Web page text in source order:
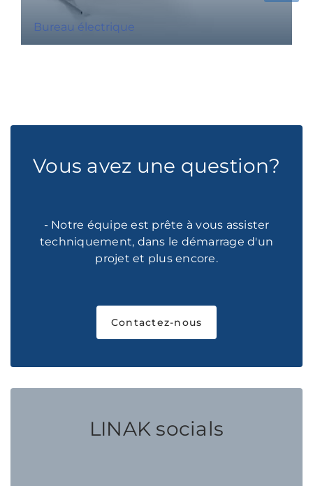
Bureau électrique
Vous avez une question?
- Notre équipe est prête à vous assister
techniquement, dans le démarrage d'un
projet et plus encore.
Contactez-nous
LINAK socials